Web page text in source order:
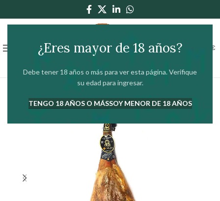
¿Eres mayor de 18 años?
Debe tener 18 años o más para ver esta página. Verifique
su edad para ingresar.
TENGO 18 AÑOS O MÁSSOY MENOR DE 18 AÑOS
€